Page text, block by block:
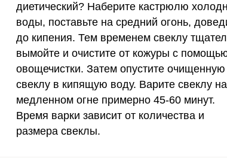
90 мкг 3.4
10 мкг 0
15 мг 0.3
50 мг 0.1
120 мкг 0.4
20 мг
диетический? Наберите кастрюлю
воды, поставьте на средний огонь,
до кипения. Тем временем свеклу
вымойте и очистите от кожуры с
овощечистки. Затем опустите очищенную
свеклу в кипящую воду. Варите свеклу на
медленном огне примерно 45-60 минут.
Время варки зависит от количества и
размера свеклы.
или
Запомнить меня